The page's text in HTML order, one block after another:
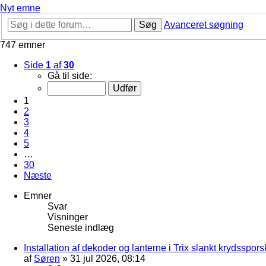
Nyt emne
Søg
Avanceret søgning
747 emner
Side 1 af30
Gå til side:
1
2
3
4
5
…
30
Næste
Emner
Svar
Visninger
Seneste indlæg
Installation af dekoder og lanterne i Trix slankt
af Søren » 31 jul 2026, 08:14